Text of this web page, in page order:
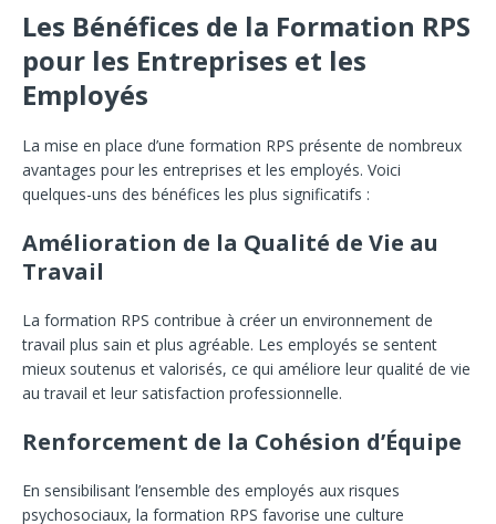
Les Bénéfices de la Formation RPS
pour les Entreprises et les
Employés
La mise en place d’une formation RPS présente de nombreux
avantages pour les entreprises et les employés. Voici
quelques-uns des bénéfices les plus significatifs :
Amélioration de la Qualité de Vie au
Travail
La formation RPS contribue à créer un environnement de
travail plus sain et plus agréable. Les employés se sentent
mieux soutenus et valorisés, ce qui améliore leur qualité de vie
au travail et leur satisfaction professionnelle.
Renforcement de la Cohésion d’Équipe
En sensibilisant l’ensemble des employés aux risques
psychosociaux, la formation RPS favorise une culture